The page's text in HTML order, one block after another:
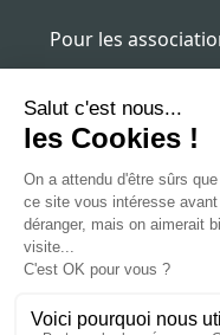
Pour les
09 87 16 16